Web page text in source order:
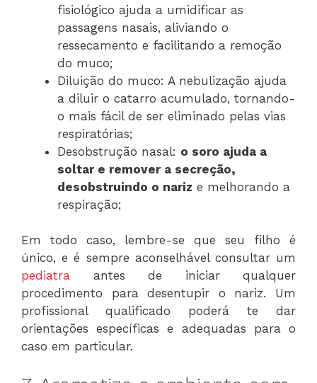
fisiológico ajuda a umidificar as
passagens nasais, aliviando o
ressecamento e facilitando a remoção
do muco;
Diluição do muco: A nebulização ajuda
a diluir o catarro acumulado, tornando-
o mais fácil de ser eliminado pelas vias
respiratórias;
Desobstrução nasal: o soro ajuda a
soltar e remover a secreção,
desobstruindo o nariz e melhorando a
respiração;
Em todo caso, lembre-se que seu filho é
único, e é sempre aconselhável consultar um
pediatra antes de iniciar qualquer
procedimento para desentupir o nariz. Um
profissional qualificado poderá te dar
orientações específicas e adequadas para o
caso em particular.